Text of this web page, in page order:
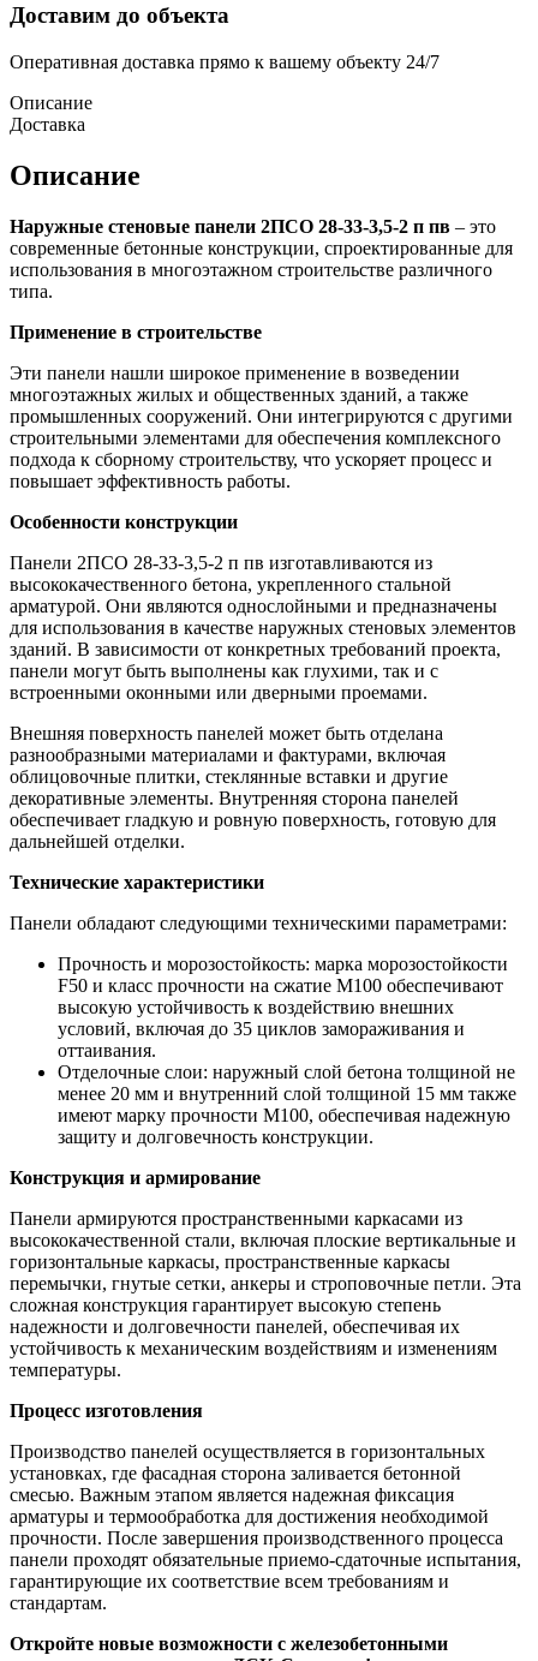
Доставим до объекта
Оперативная доставка прямо к вашему объекту 24/7
Описание
Доставка
Описание
Наружные стеновые панели 2ПСО 28-33-3,5-2 п пв – это
современные бетонные конструкции, спроектированные для
использования в многоэтажном строительстве различного
типа.
Применение в строительстве
Эти панели нашли широкое применение в возведении
многоэтажных жилых и общественных зданий, а также
промышленных сооружений. Они интегрируются с другими
строительными элементами для обеспечения комплексного
подхода к сборному строительству, что ускоряет процесс и
повышает эффективность работы.
Особенности конструкции
Панели 2ПСО 28-33-3,5-2 п пв изготавливаются из
высококачественного бетона, укрепленного стальной
арматурой. Они являются однослойными и предназначены
для использования в качестве наружных стеновых элементов
зданий. В зависимости от конкретных требований проекта,
панели могут быть выполнены как глухими, так и с
встроенными оконными или дверными проемами.
Внешняя поверхность панелей может быть отделана
разнообразными материалами и фактурами, включая
облицовочные плитки, стеклянные вставки и другие
декоративные элементы. Внутренняя сторона панелей
обеспечивает гладкую и ровную поверхность, готовую для
дальнейшей отделки.
Технические характеристики
Панели обладают следующими техническими параметрами:
Прочность и морозостойкость: марка морозостойкости
F50 и класс прочности на сжатие М100 обеспечивают
высокую устойчивость к воздействию внешних
условий, включая до 35 циклов замораживания и
оттаивания.
Отделочные слои: наружный слой бетона толщиной не
менее 20 мм и внутренний слой толщиной 15 мм также
имеют марку прочности М100, обеспечивая надежную
защиту и долговечность конструкции.
Конструкция и армирование
Панели армируются пространственными каркасами из
высококачественной стали, включая плоские вертикальные и
горизонтальные каркасы, пространственные каркасы
перемычки, гнутые сетки, анкеры и строповочные петли. Эта
сложная конструкция гарантирует высокую степень
надежности и долговечности панелей, обеспечивая их
устойчивость к механическим воздействиям и изменениям
температуры.
Процесс изготовления
Производство панелей осуществляется в горизонтальных
установках, где фасадная сторона заливается бетонной
смесью. Важным этапом является надежная фиксация
арматуры и термообработка для достижения необходимой
прочности. После завершения производственного процесса
панели проходят обязательные приемо-сдаточные испытания,
гарантирующие их соответствие всем требованиям и
стандартам.
Откройте новые возможности с железобетонными